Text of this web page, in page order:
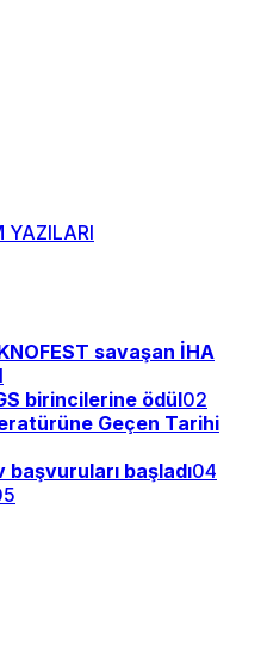
YAZILARI
savaşan İHA
birincilerine ödül02
Geçen Tarihi
başvuruları başladı04